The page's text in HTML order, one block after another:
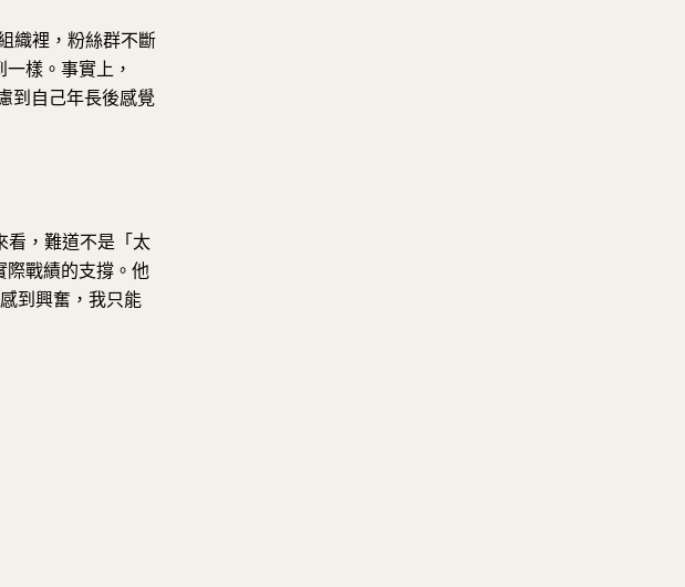
織裡，粉絲群不斷
樣。事實上，
到自己年長後感覺
看，難道不是「太
際戰績的支撐。他
到興奮，我只能